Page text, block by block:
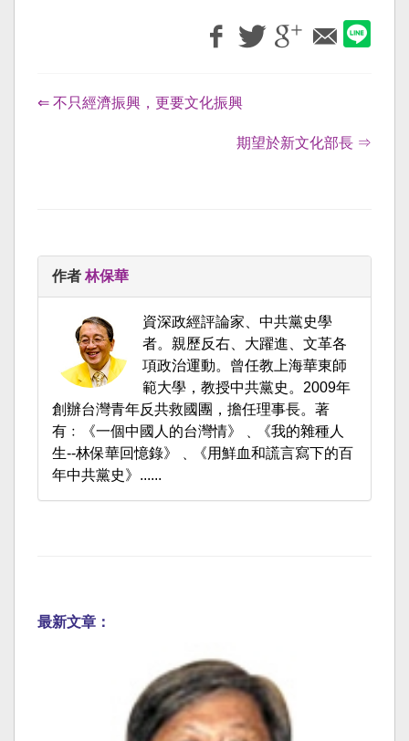
⇐ 不只經濟振興，更要文化振興
期望於新文化部長 ⇒
作者 林保華
資深政經評論家、中共黨史學
者。親歷反右、大躍進、文革各
項政治運動。曾任教上海華東師
範大學，教授中共黨史。2009年
創辦台灣青年反共救國團，擔任理事長。著
有﹕《一個中國人的台灣情》﹑《我的雜種人
生--林保華回憶錄》﹑《用鮮血和謊言寫下的百
年中共黨史》......
最新文章：